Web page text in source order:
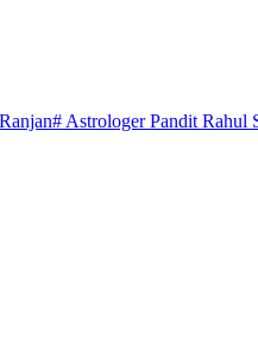
# Astrologer Pandit Rahul